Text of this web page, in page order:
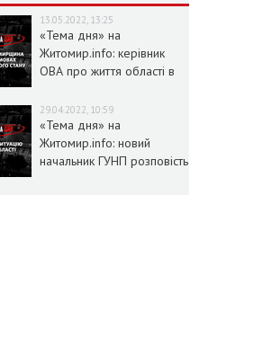
13.05.2022, 13:25
«Тема дня» на
Житомир.info: керівник
ОВА про життя області в
29.04.2022, 10:59
«Тема дня» на
Житомир.info: новий
начальник ГУНП розповість